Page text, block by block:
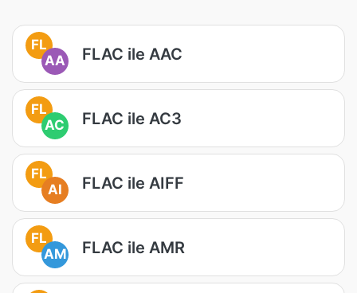
FL
AA
FLAC ile AAC
FL
AC
FLAC ile AC3
FL
AI
FLAC ile AIFF
FL
AM
FLAC ile AMR